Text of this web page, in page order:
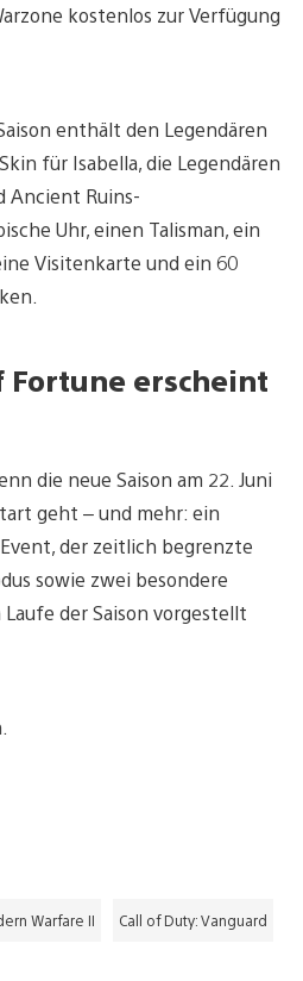
kostenlos zur Verfügung
enthält den Legendären
für Isabella, die Legendären
Ancient Ruins-
Uhr, einen Talisman, ein
Visitenkarte und ein 60
Fortune erscheint
die neue Saison am 22. Juni
geht – und mehr: ein
der zeitlich begrenzte
sowie zwei besondere
der Saison vorgestellt
Warfare II Call of Duty: Vanguard